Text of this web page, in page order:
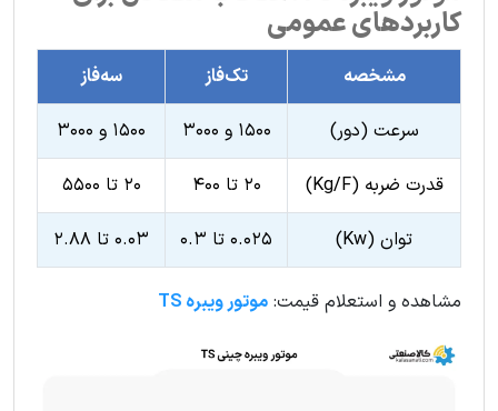
کاربردهای عمومی
مشخصه تک‌فاز سه‌فاز
سرعت (دور) ۱۵۰۰ و ۳۰۰۰ ۱۵۰۰ و ۳۰۰۰
قدرت ضربه (Kg/F) ۲۰ تا ۴۰۰ ۲۰ تا ۵۵۰۰
توان (Kw) ۰.۰۲۵ تا ۰.۳ ۰.۰۳ تا ۲.۸۸
مشاهده و استعلام قیمت: موتور ویبره TS